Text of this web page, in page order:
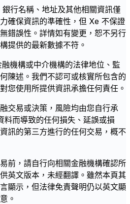
行名稱、地址及其他相關資訊僅
確保資訊的準確性，但 Xe 不保證
錯誤性。詳情如有變更，恕不另行
提供的最新數據不符。
機構或中介機構的法律地位、監
陳述。我們不認可或核實所包含的
您使用所提供資訊承擔任何責任。
交易或決策，風險均由您自行承
料而導致的任何損失、延誤或損
訊的第三方進行的任何交易，概不
前，請自行向相關金融機構確認所
英文版本，未經翻譯。雖然本頁其
顯示，但法律免責聲明仍以英文顯
。